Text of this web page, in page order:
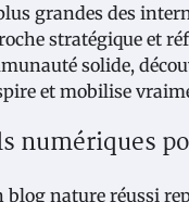
grandes des
stratégique et
solide,
et mobilise
numériques
blog nature réussi